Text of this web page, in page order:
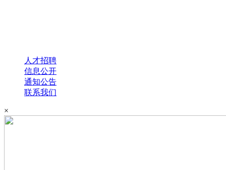
人才招聘
信息公开
通知公告
联系我们
×